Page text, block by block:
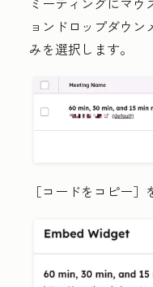
ョン ドロップダウン
みを選択します。
［コードをコピー］